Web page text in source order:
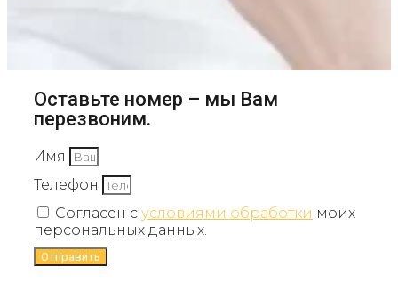
Оставьте номер – мы Вам
перезвоним.
Имя
Телефон
Согласен с условиями обработки моих
персональных данных.
Отправить